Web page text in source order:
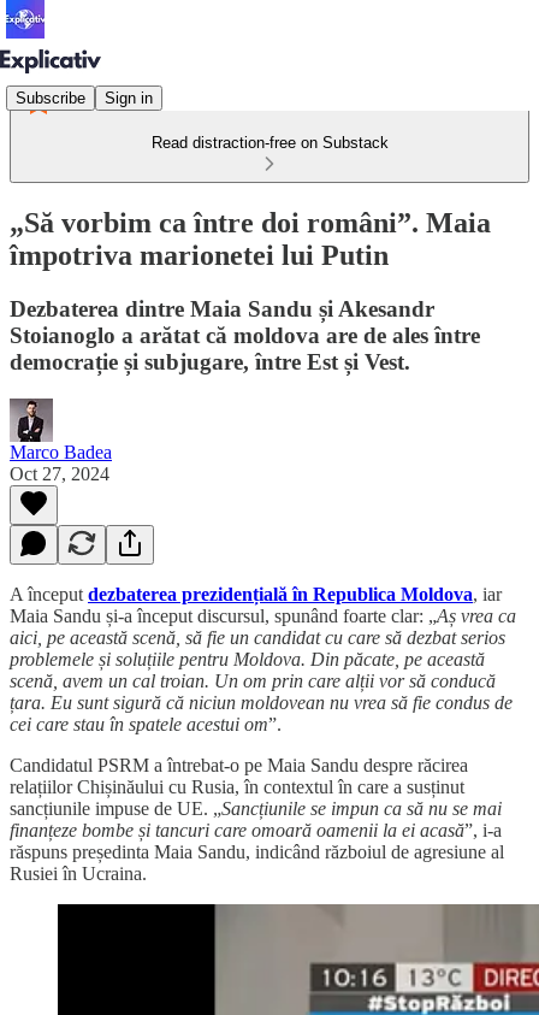
Subscribe Sign in
Read distraction-free on Substack
„Să vorbim ca între doi români”. Maia
împotriva marionetei lui Putin
Dezbaterea dintre Maia Sandu și Akesandr
Stoianoglo a arătat că moldova are de ales între
democrație și subjugare, între Est și Vest.
Marco Badea
Oct 27, 2024
A început dezbaterea prezidențială în Republica Moldova, iar
Maia Sandu și-a început discursul, spunând foarte clar: „Aș vrea ca
aici, pe această scenă, să fie un candidat cu care să dezbat serios
problemele și soluțiile pentru Moldova. Din păcate, pe această
scenă, avem un cal troian. Un om prin care alții vor să conducă
țara. Eu sunt sigură că niciun moldovean nu vrea să fie condus de
cei care stau în spatele acestui om”.
Candidatul PSRM a întrebat-o pe Maia Sandu despre răcirea
relațiilor Chișinăului cu Rusia, în contextul în care a susținut
sancțiunile impuse de UE. „Sancțiunile se impun ca să nu se mai
finanțeze bombe și tancuri care omoară oamenii la ei acasă”, i-a
răspuns președinta Maia Sandu, indicând războiul de agresiune al
Rusiei în Ucraina.